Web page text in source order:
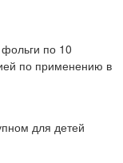
по 10
по применению в
для детей